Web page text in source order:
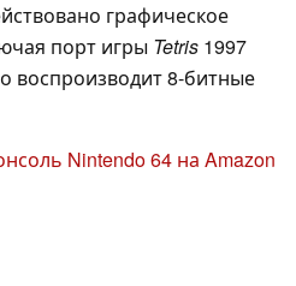
графическое
порт игры Tetris 1997
воспроизводит 8-битные
Nintendo 64 на Amazon